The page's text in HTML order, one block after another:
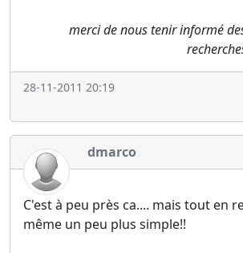
merci de nous tenir informé
28-11-2011 20:19
dmarco
C'est à peu près ca.... mais tout en
même un peu plus simple!!